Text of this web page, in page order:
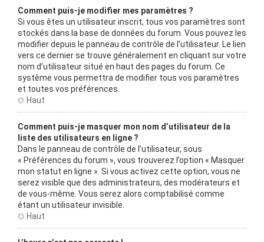
Comment puis-je modifier mes paramètres ?
Si vous êtes un utilisateur inscrit, tous vos paramètres sont
stockés dans la base de données du forum. Vous pouvez les
modifier depuis le panneau de contrôle de l’utilisateur. Le lien
vers ce dernier se trouve généralement en cliquant sur votre
nom d’utilisateur situé en haut des pages du forum. Ce
système vous permettra de modifier tous vos paramètres
et toutes vos préférences.
Haut
Comment puis-je masquer mon nom d’utilisateur de la
liste des utilisateurs en ligne ?
Dans le panneau de contrôle de l’utilisateur, sous
« Préférences du forum », vous trouverez l’option « Masquer
mon statut en ligne ». Si vous activez cette option, vous ne
serez visible que des administrateurs, des modérateurs et
de vous-même. Vous serez alors comptabilisé comme
étant un utilisateur invisible.
Haut